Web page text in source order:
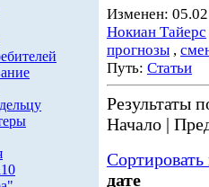
Изменен:
Нокиан Тайерс
прогнозы ,
Путь: Статьи
Результаты
Начало |
дате